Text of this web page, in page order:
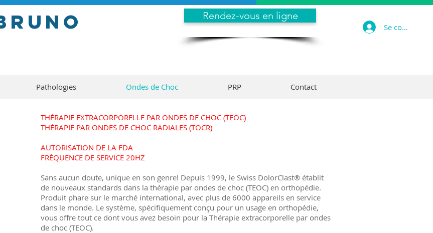
Rendez-vous en ligne
Se connecter
Pathologies Ondes de Choc PRP Contact
THÉRAPIE EXTRACORPORELLE PAR ONDES DE CHOC (TEOC)
THÉRAPIE PAR ONDES DE CHOC RADIALES (TOCR)
AUTORISATION DE LA FDA
FRÉQUENCE DE SERVICE 20HZ
Sans aucun doute, unique en son genre! Depuis 1999, le Swiss DolorClast® établit
de nouveaux standards dans la thérapie par ondes de choc (TEOC) en orthopédie.
Produit phare sur le marché international, avec plus de 6000 appareils en service
dans le monde. Le système, spécifiquement conçu pour un usage en orthopédie,
vous offre tout ce dont vous avez besoin pour la Thérapie extracorporelle par ondes
de choc (TEOC).